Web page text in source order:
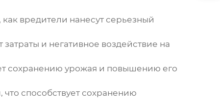
вредители нанесут серьезный
и негативное воздействие на
сохранению урожая и повышению его
способствует сохранению